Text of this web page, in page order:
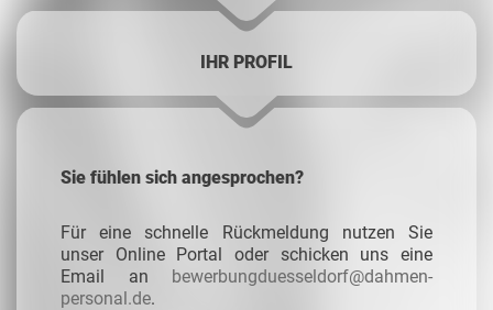
IHR PROFIL
Sie fühlen sich angesprochen?
Für eine schnelle Rückmeldung nutzen Sie
unser Online Portal oder schicken uns eine
Email an bewerbungduesseldorf@dahmen-
personal.de.